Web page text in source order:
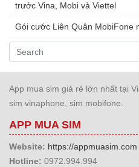
trước Vina, Mobi và Viettel
Gói cước Liên Quân MobiFone
App mua sim giá rẻ lớn nhất tại
sim vinaphone, sim mobifone.
APP MUA SIM
Website: https://appmuasim.com
Hotline: 0972.994.994